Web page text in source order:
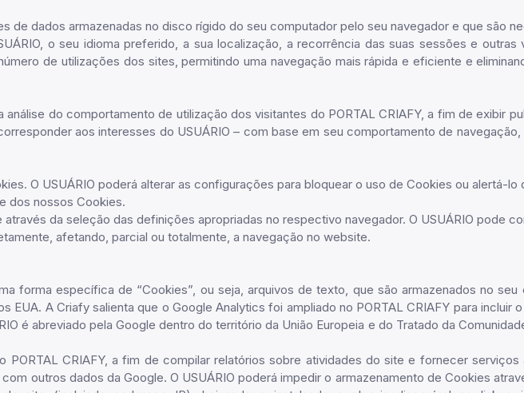
de dados armazenadas no disco rígido do seu computador pelo seu navegador e que são
o seu idioma preferido, a sua localização, a recorrência das suas sessões e
de utilizações dos sites, permitindo uma navegação mais rápida e eficiente e
do comportamento de utilização dos visitantes do PORTAL CRIAFY, a fim de exibir
aos interesses do USUÁRIO – com base em seu comportamento de
O USUÁRIO poderá alterar as configurações para bloquear o uso de Cookies ou alertá-
dos nossos Cookies.
da seleção das definições apropriadas no respectivo navegador. O USUÁRIO
afetando, parcial ou totalmente, a navegação no website.
forma específica de “Cookies”, ou seja, arquivos de texto, que são armazenados no
A Criafy salienta que o Google Analytics foi ampliado no PORTAL CRIAFY para
é abreviado pela Google dentro do território da União Europeia e do Tratado da
PORTAL CRIAFY, a fim de compilar relatórios sobre atividades do site e fornecer
outros dados da Google. O USUÁRIO poderá impedir o armazenamento de Cookies